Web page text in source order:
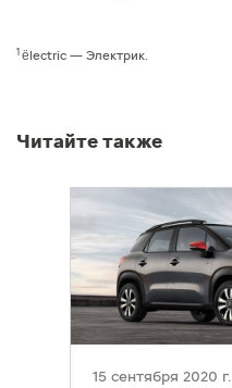
1 ëlectric — Электрик.
Читайте также
15 сентября 2020 г.